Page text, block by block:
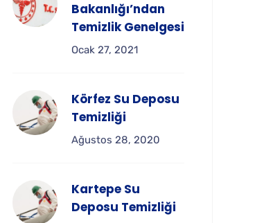
Bakanlığı’ndan
Temizlik Genelgesi
Ocak 27, 2021
Körfez Su Deposu
Temizliği
Ağustos 28, 2020
Kartepe Su
Deposu Temizliği